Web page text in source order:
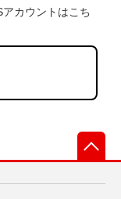
カウントはこち